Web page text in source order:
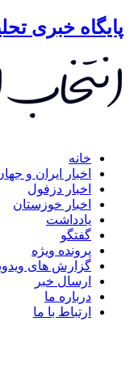
خبری
خانه
اخبار ایران و جهان
اخبار دزفول
اخبار خوزستان
یادداشت
گفتگو
پرونده ویژه
گزارش های ویدویی
ارسال خبر
درباره ما
ارتباط با ما